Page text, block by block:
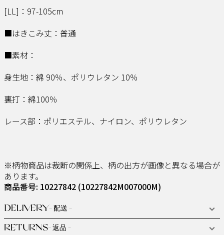
[LL]：97-105cm
■はきこみ丈：普通
■素材：
身生地：綿 90％、ポリウレタン 10％
裏打：綿100％
レース部：ポリエステル、ナイロン、ポリウレタン
※柄物商品は裁断の関係上、柄の出方が画像と異なる場合が
あります。
商品番号: 10227842 (10227842M007000M)
DELIVERY- 配送 -
RETURNS- 返品 -